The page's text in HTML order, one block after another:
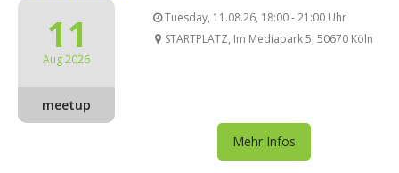
11
Aug 2026
meetup
Tuesday, 11.08.26, 18:00 - 21:00 Uhr
STARTPLATZ, Im Mediapark 5, 50670 Köln
Mehr Infos